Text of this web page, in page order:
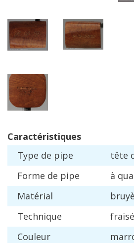
Caractéristiques
Type de pipe tête
Forme de pipe à
Matérial bruyè
Technique
fraisé
Couleur